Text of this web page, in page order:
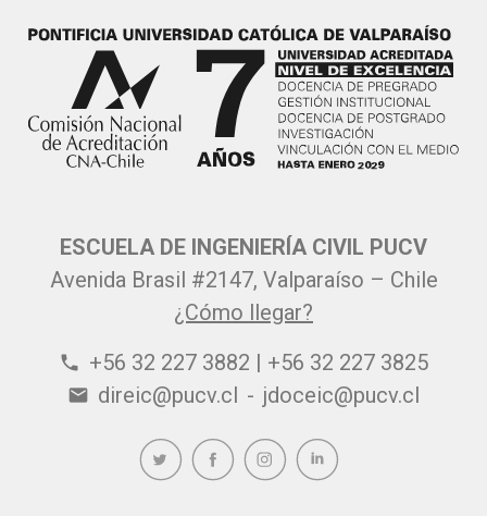
ESCUELA DE INGENIERÍA CIVIL PUCV
Avenida Brasil #2147, Valparaíso – Chile
¿Cómo llegar?
phone +56 32 227 3882 | +56 32 227 3825
email direic@pucv.cl - jdoceic@pucv.cl